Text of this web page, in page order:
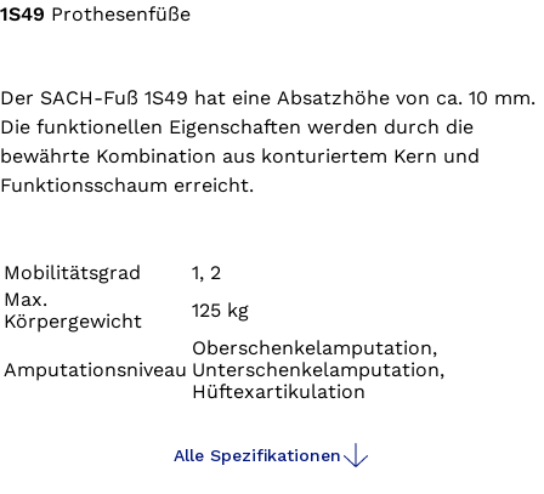
1S49 Prothesenfüße
Der SACH-Fuß 1S49 hat eine Absatzhöhe von ca. 10 mm.
Die funktionellen Eigenschaften werden durch die
bewährte Kombination aus konturiertem Kern und
Funktionsschaum erreicht.
Mobilitätsgrad
1, 2
Max.
Körpergewicht
125 kg
Amputationsniveau
Oberschenkelamputation,
Unterschenkelamputation,
Hüftexartikulation
Alle Spezifikationen